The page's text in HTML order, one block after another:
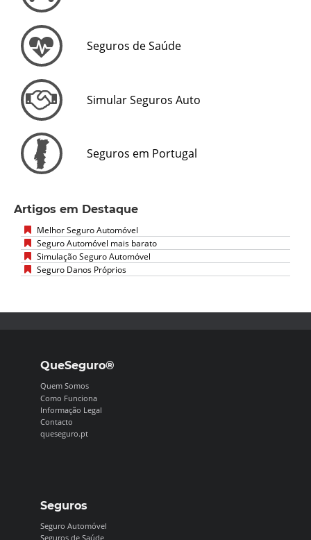
Seguros de Saúde
Simular Seguros Auto
Seguros em Portugal
Artigos em Destaque
Melhor Seguro Automóvel
Seguro Automóvel mais barato
Simulação Seguro Automóvel
Seguro Danos Próprios
QueSeguro®
Quem Somos
Como Funciona
Informação Legal
Contacto
queseguro.pt
Seguros
Seguro Automóvel
Seguros de Saúde